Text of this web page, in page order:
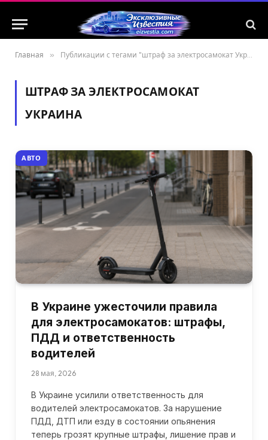
Главная » Публикации с тегами "штраф за электросамокат Украина"
ШТРАФ ЗА ЭЛЕКТРОСАМОКАТ
УКРАИНА
АВТО
В Украине ужесточили правила
для электросамокатов: штрафы,
ПДД и ответственность
водителей
28 мая, 2026
В Украине усилили ответственность для
водителей электросамокатов. За нарушение
ПДД, ДТП или езду в состоянии опьянения
теперь грозят крупные штрафы, лишение прав и